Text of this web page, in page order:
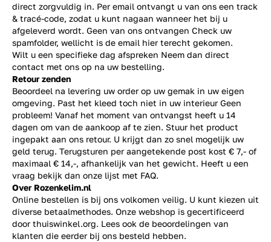
direct zorgvuldig in. Per email ontvangt u van ons een track
& tracé-code, zodat u kunt nagaan wanneer het bij u
afgeleverd wordt. Geen van ons ontvangen Check uw
spamfolder, wellicht is de email hier terecht gekomen.
Wilt u een specifieke dag afspreken Neem dan direct
contact met ons op na uw bestelling.
Retour zenden
Beoordeel na levering uw order op uw gemak in uw eigen
omgeving. Past het kleed toch niet in uw interieur Geen
probleem! Vanaf het moment van ontvangst heeft u 14
dagen om van de aankoop af te zien. Stuur het product
ingepakt aan ons retour. U krijgt dan zo snel mogelijk uw
geld terug. Terugsturen per aangetekende post kost € 7,- of
maximaal € 14,-, afhankelijk van het gewicht. Heeft u een
vraag bekijk dan onze lijst met FAQ.
Over Rozenkelim.nl
Online bestellen is bij ons volkomen veilig. U kunt kiezen uit
diverse betaalmethodes. Onze webshop is gecertificeerd
door thuiswinkel.org. Lees ook de beoordelingen van
klanten die eerder bij ons besteld hebben.